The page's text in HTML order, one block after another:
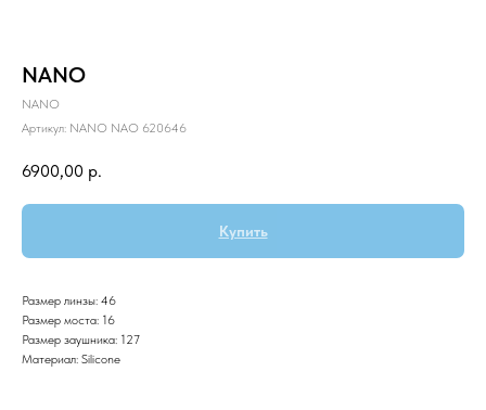
NANO
NANO
Артикул: NANO NAO 620646
6900,00 р.
Купить
Размер линзы: 46
Размер моста: 16
Размер заушника: 127
Материал: Silicone